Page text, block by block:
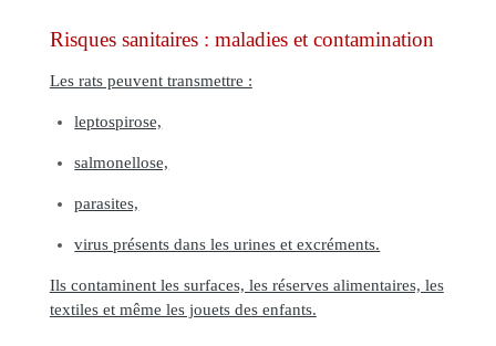
Risques sanitaires : maladies et contamination
Les rats peuvent transmettre :
leptospirose,
salmonellose,
parasites,
virus présents dans les urines et excréments.
Ils contaminent les surfaces, les réserves alimentaires, les
textiles et même les jouets des enfants.